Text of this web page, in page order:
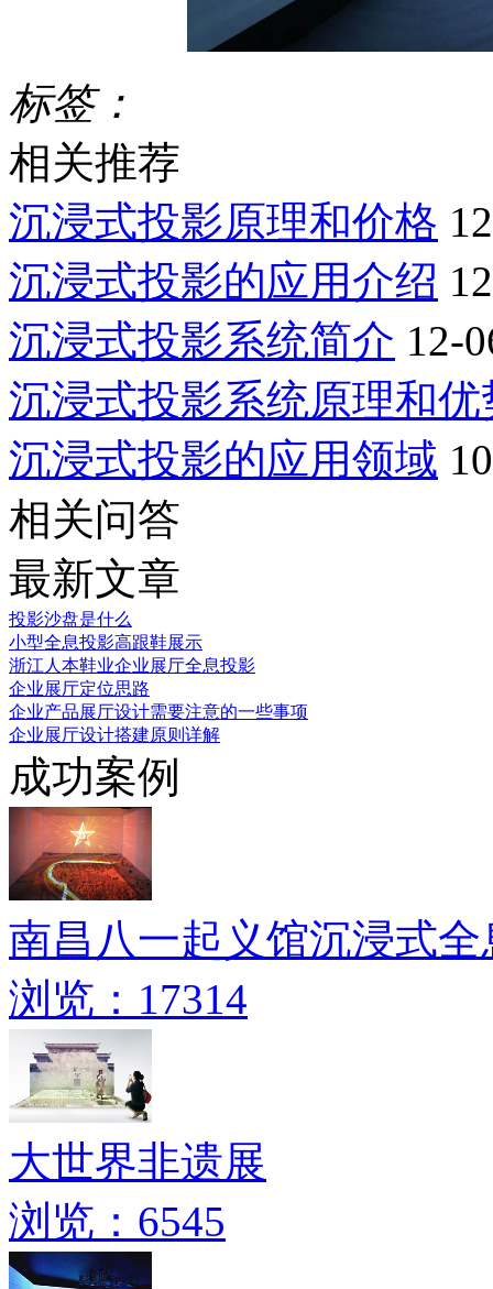
标签：
相关推荐
沉浸式投影原理和价格
沉浸式投影的应用介绍
沉浸式投影系统简介 12-
沉浸式投影系统原理和优
沉浸式投影的应用领域
相关问答
最新文章
投影沙盘是什么
小型全息投影高跟鞋展示
浙江人本鞋业企业展厅全息投影
企业展厅定位思路
企业产品展厅设计需要注意的一些事项
企业展厅设计搭建原则详解
成功案例
南昌八一起义馆沉浸式
浏览：17314
大世界非遗展
浏览：6545